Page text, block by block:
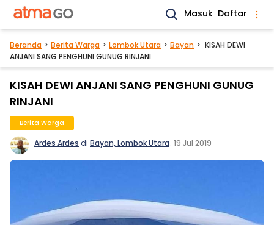
Masuk Daftar
Beranda Berita Warga Lombok Utara Bayan
KISAH DEWI
ANJANI SANG PENGHUNI GUNUG RINJANI
KISAH DEWI ANJANI SANG PENGHUNI GUNUG
RINJANI
Berita Warga
Ardes Ardes di Bayan, Lombok Utara. 19 Jul 2019